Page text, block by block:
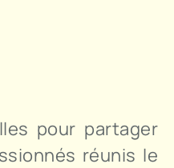
pour partager
réunis le